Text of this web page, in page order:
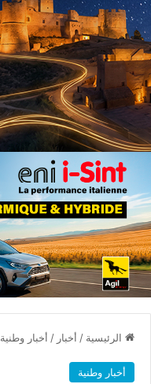
الرئيسية / أخبار / أخبار وطنية
أخبار وطنية